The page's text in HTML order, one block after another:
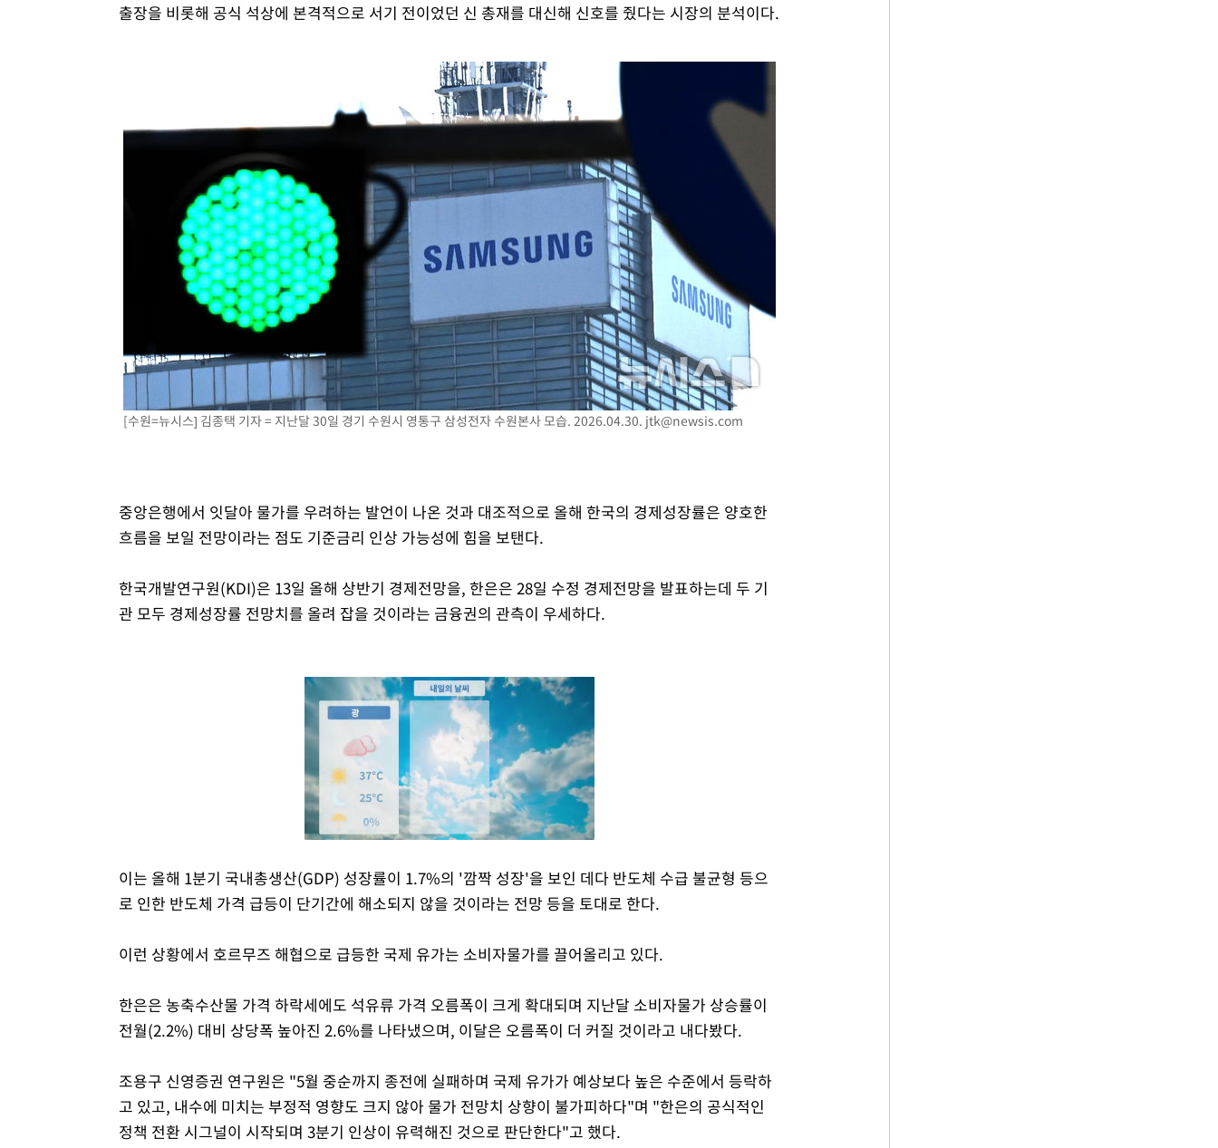
출장을 비롯해 공식 석상에 본격적으로 서기 전이었던 신 총재를 대신해 신호를 줬다는 시장의 분석이다.
[수원=뉴시스] 김종택 기자 = 지난달 30일 경기 수원시 영통구 삼성전자 수원본사 모습. 2026.04.30. jtk@newsis.com
중앙은행에서 잇달아 물가를 우려하는 발언이 나온 것과 대조적으로 올해 한국의 경제성장률은 양호한
흐름을 보일 전망이라는 점도 기준금리 인상 가능성에 힘을 보탠다.
한국개발연구원(KDI)은 13일 올해 상반기 경제전망을, 한은은 28일 수정 경제전망을 발표하는데 두 기
관 모두 경제성장률 전망치를 올려 잡을 것이라는 금융권의 관측이 우세하다.
Mute
이는 올해 1분기 국내총생산(GDP) 성장률이 1.7%의 '깜짝 성장'을 보인 데다 반도체 수급 불균형 등으
로 인한 반도체 가격 급등이 단기간에 해소되지 않을 것이라는 전망 등을 토대로 한다.
이런 상황에서 호르무즈 해협으로 급등한 국제 유가는 소비자물가를 끌어올리고 있다.
한은은 농축수산물 가격 하락세에도 석유류 가격 오름폭이 크게 확대되며 지난달 소비자물가 상승률이
전월(2.2%) 대비 상당폭 높아진 2.6%를 나타냈으며, 이달은 오름폭이 더 커질 것이라고 내다봤다.
조용구 신영증권 연구원은 "5월 중순까지 종전에 실패하며 국제 유가가 예상보다 높은 수준에서 등락하
고 있고, 내수에 미치는 부정적 영향도 크지 않아 물가 전망치 상향이 불가피하다"며 "한은의 공식적인
정책 전환 시그널이 시작되며 3분기 인상이 유력해진 것으로 판단한다"고 했다.